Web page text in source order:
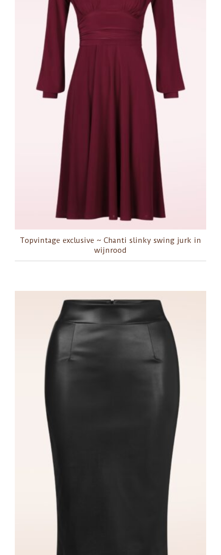
Topvintage exclusive ~ Chanti slinky swing jurk in
wijnrood